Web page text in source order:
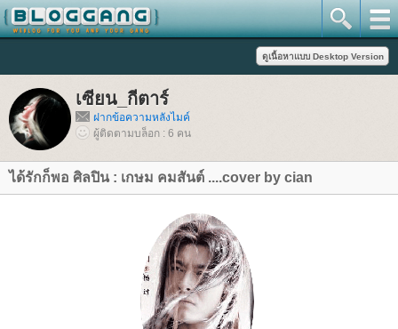
เซียน_กีตาร์
ฝากข้อความหลังไมค์
ผู้ติดตามบล็อก : 6 คน
ได้รักก็พอ ศิลปิน : เกษม คมสันต์ ....cover by cian